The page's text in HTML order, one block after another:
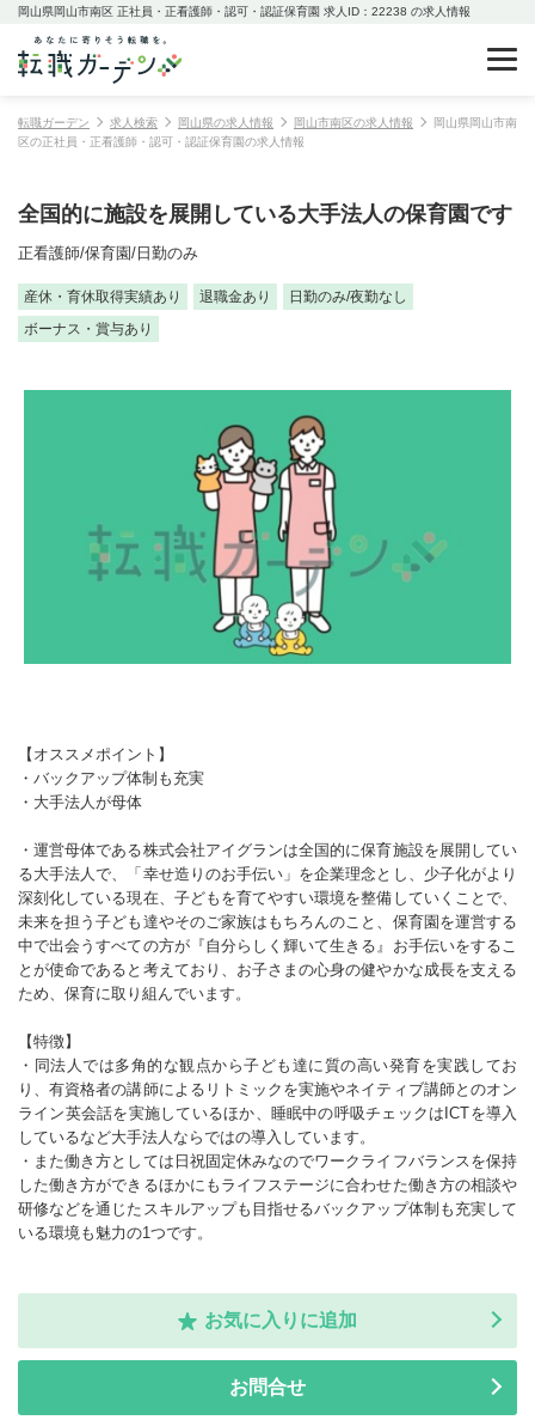
岡山県岡山市南区 正社員・正看護師・認可・認証保育園 求人ID：22238 の求人情報
転職ガーデン 求人検索 岡山県の求人情報 岡山市南区の求人情報
岡山県岡山市南
区の正社員・正看護師・認可・認証保育園の求人情報
全国的に施設を展開している大手法人の保育園です
正看護師/保育園/日勤のみ
産休・育休取得実績あり 退職金あり
日勤のみ/夜勤なし
ボーナス・賞与あり
【オススメポイント】
・バックアップ体制も充実
・大手法人が母体
・運営母体である株式会社アイグランは全国的に保育施設を展開してい
る大手法人で、「幸せ造りのお手伝い」を企業理念とし、少子化がより
深刻化している現在、子どもを育てやすい環境を整備していくことで、
未来を担う子ども達やそのご家族はもちろんのこと、保育園を運営する
中で出会うすべての方が『自分らしく輝いて生きる』お手伝いをするこ
とが使命であると考えており、お子さまの心身の健やかな成長を支える
ため、保育に取り組んでいます。
【特徴】
・同法人では多角的な観点から子ども達に質の高い発育を実践してお
り、有資格者の講師によるリトミックを実施やネイティブ講師とのオン
ライン英会話を実施しているほか、睡眠中の呼吸チェックはICTを導入
しているなど大手法人ならではの導入しています。
・また働き方としては日祝固定休みなのでワークライフバランスを保持
した働き方ができるほかにもライフステージに合わせた働き方の相談や
研修などを通じたスキルアップも目指せるバックアップ体制も充実して
いる環境も魅力の1つです。
お気に入りに追加
お問合せ